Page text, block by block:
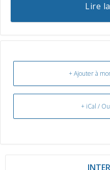
Lire
+ Ajouter à
+ iCal /